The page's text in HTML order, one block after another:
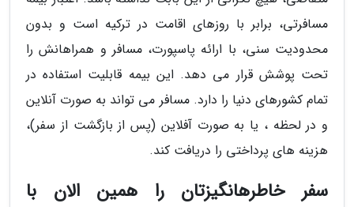
مسافرتی، برابر با روزهای اقامت در ترکیه است و بدون
محدودیت سنی، با ارائه پاسپورت، مسافر و همراهانش را
تحت پوشش قرار می دهد. این بیمه قابلیت استفاده در
تمام کشورهای دنیا را دارد. مسافر می تواند به صورت آنلاین
و در لحظه ، یا به صورت آفلاین (پس از بازگشت از سفر)،
هزینه های پرداختی را دریافت کند.
سفر خاطرهانگیزتان را همین الان با